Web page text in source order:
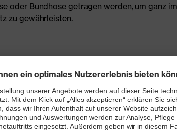
oder Bundhose getragen werden, um ganz im
zu gewährleisten.
Seitentaschen und jeweils eine Gesäß- und